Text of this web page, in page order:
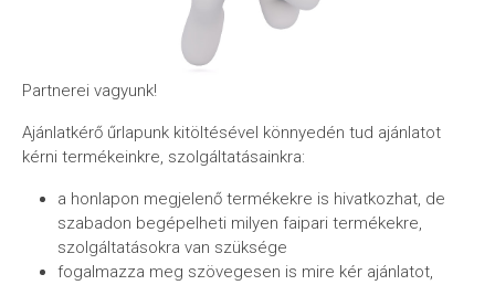
Partnerei vagyunk!
Ajánlatkérő űrlapunk kitöltésével könnyedén tud ajánlatot
kérni termékeinkre, szolgáltatásainkra:
a honlapon megjelenő termékekre is hivatkozhat, de
szabadon begépelheti milyen faipari termékekre,
szolgáltatásokra van szüksége
fogalmazza meg szövegesen is mire kér ajánlatot,